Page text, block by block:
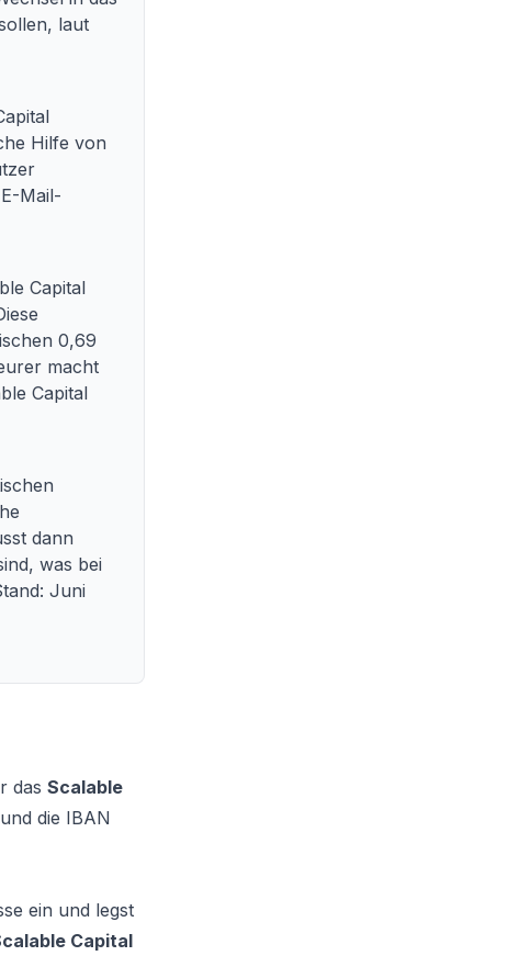
laut
Hilfe von
Mail-
Capital
0,69
macht
Capital
dann
was bei
Juni
das Scalable
die IBAN
ein und legst
Capital